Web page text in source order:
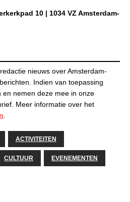
10 | 1034 VZ Amsterdam-
nieuws over Amsterdam-
Indien van toepassing
en nemen deze mee in onze
Meer informatie over het
ACTIVITEITEN
CULTUUR EVENEMENTEN